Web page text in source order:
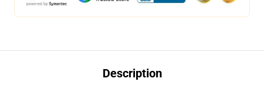
Description